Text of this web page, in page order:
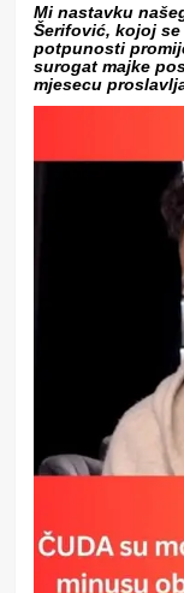
Mi nastavku
Šerifović, kojoj
potpunosti
surogat majke
mjesecu